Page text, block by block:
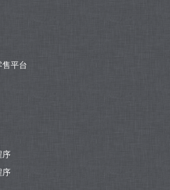
平台
序
序